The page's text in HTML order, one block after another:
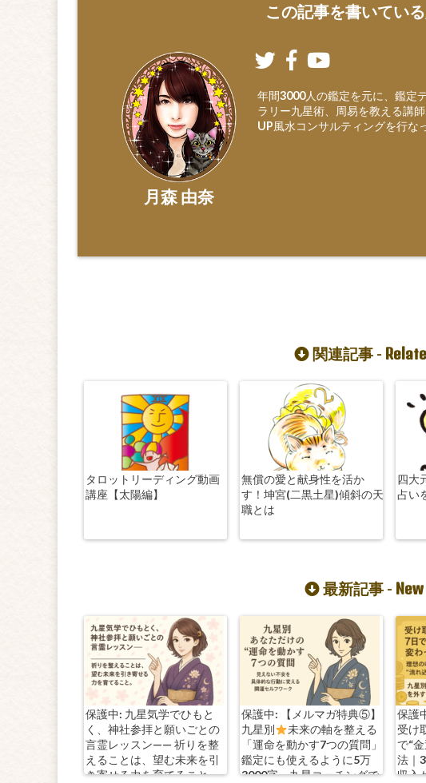
この記事を書いてい
月森 由奈
年間3000人の鑑定を元に、鑑定
ラリー九星術、周易を教える講
UP風水コンサルティングを行な
関連記事 -
タロットリーディング動画
講座【太陽編】
無償の愛と献身性を活か
す！坤宮(二黒土星)傾斜の天
職とは
四大
占い
最新記事 -
保護中: 九星気学でひもと
く、神社参拝と願いごとの
言霊レッスン—— 祈りを整
えることは、望む未来を引
き寄せる力を育てること。
保護中: 【メルマガ特典⑤】
九星別
未来の軸を整える
「運命を動かす7つの質問」
鑑定にも使えるように5万
3000字。九星コーチングで
保護
受け
で“
法｜
収入